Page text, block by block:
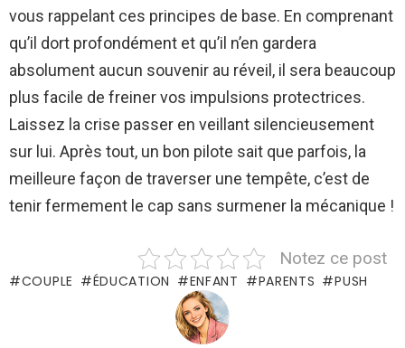
vous rappelant ces principes de base. En comprenant
qu’il dort profondément et qu’il n’en gardera
absolument aucun souvenir au réveil, il sera beaucoup
plus facile de freiner vos impulsions protectrices.
Laissez la crise passer en veillant silencieusement
sur lui. Après tout, un bon pilote sait que parfois, la
meilleure façon de traverser une tempête, c’est de
tenir fermement le cap sans surmener la mécanique !
Notez ce post
COUPLE ÉDUCATION ENFANT PARENTS PUSH